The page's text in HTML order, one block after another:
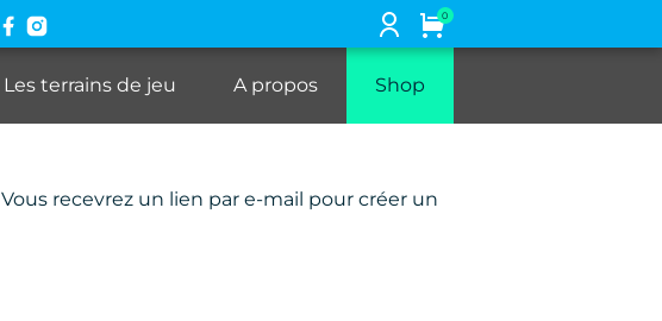
0
Les terrains de jeu A propos Shop
recevrez un lien par e-mail pour créer un